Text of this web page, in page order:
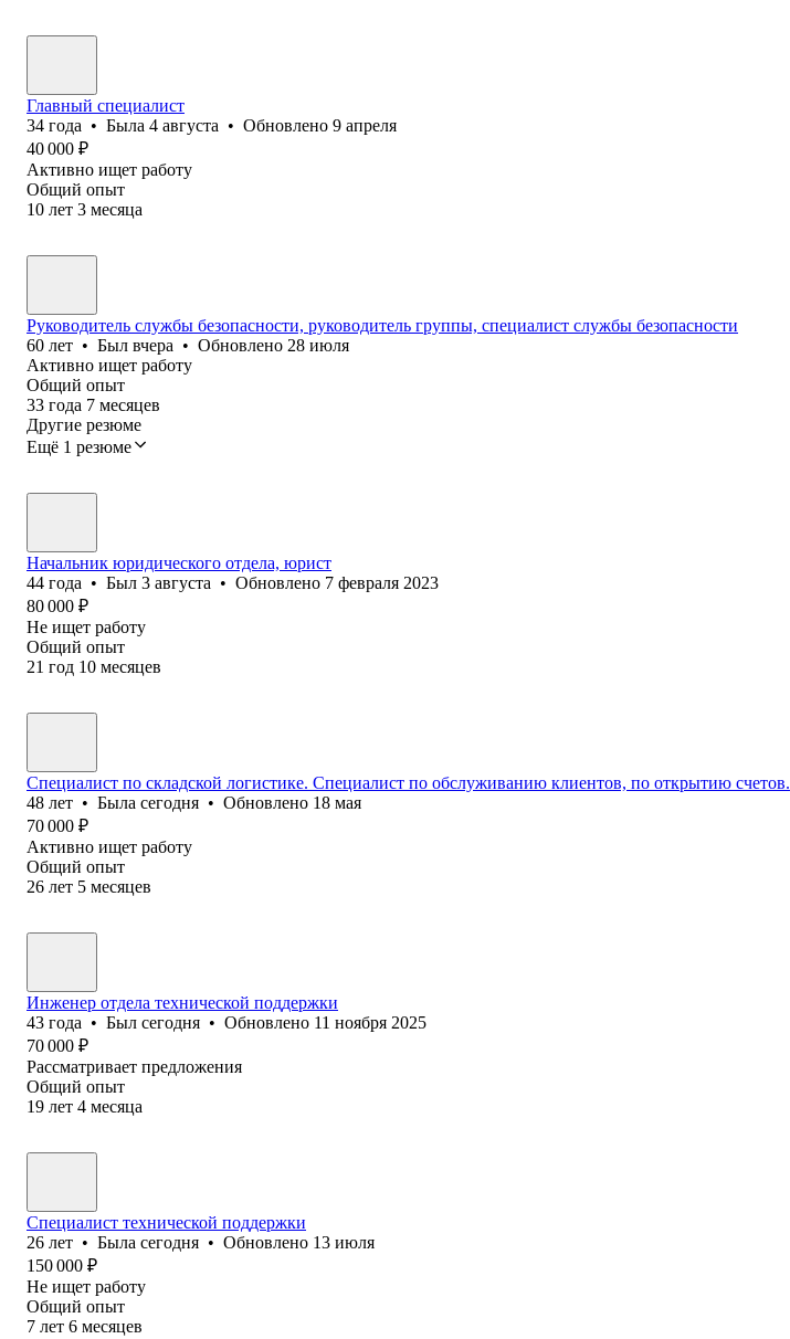
Главный специалист
34 года • Была 4 августа • Обновлено 9 апреля
40 000 ₽
Активно ищет работу
Общий опыт
10 лет 3 месяца
Руководитель службы безопасности, руководитель группы, специалист службы безопасности
60 лет • Был вчера • Обновлено 28 июля
Активно ищет работу
Общий опыт
33 года 7 месяцев
Другие резюме
Ещё 1 резюме
Начальник юридического отдела, юрист
44 года • Был 3 августа • Обновлено 7 февраля 2023
80 000 ₽
Не ищет работу
Общий опыт
21 год 10 месяцев
Специалист по складской логистике. Специалист по обслуживанию клиентов, по открытию счетов.
48 лет • Была сегодня • Обновлено 18 мая
70 000 ₽
Активно ищет работу
Общий опыт
26 лет 5 месяцев
Инженер отдела технической поддержки
43 года • Был сегодня • Обновлено 11 ноября 2025
70 000 ₽
Рассматривает предложения
Общий опыт
19 лет 4 месяца
Специалист технической поддержки
26 лет • Была сегодня • Обновлено 13 июля
150 000 ₽
Не ищет работу
Общий опыт
7 лет 6 месяцев